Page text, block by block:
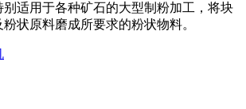
别适用于各种矿石的大型制粉加工，将块
状原料磨成所要求的粉状物料。